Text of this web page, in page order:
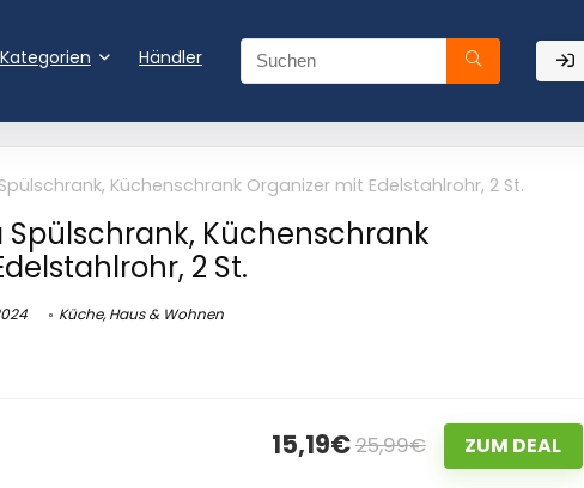
Kategorien Händler
Küchenschrank Organizer mit Edelstahlrohr, 2 St.
Spülschrank, Küchenschrank
2 St.
Küche, Haus & Wohnen
15,19€25,99€ ZUM DEAL